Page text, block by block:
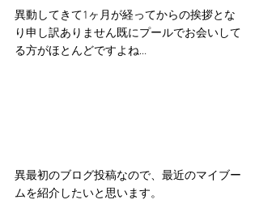
異動してきて1ヶ月が経ってからの挨拶とな
り申し訳ありません既にプールでお会いして
る方がほとんどですよね…
異最初のブログ投稿なので、最近のマイブー
ムを紹介したいと思います。